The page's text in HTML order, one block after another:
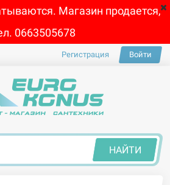
Магазин продается,
0663505678
Регистрация Войти
НАЙТИ